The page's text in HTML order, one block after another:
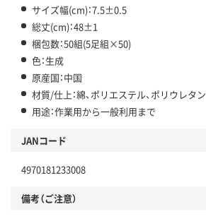
サイズ幅(cm)：7.5±0.5
総丈(cm)：48±1
梱包数：50組(5足組×50)
色：生成
原産国：中国
材質/仕上：綿、ポリエステル、ポリウレタン
用途：作業用から一般利用まで
JANコード
4970181233008
備考（ご注意）